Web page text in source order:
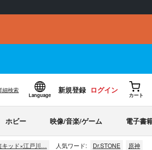
細検索
Language
新規登録 ログイン
カート
ホビー 映像/音楽/ゲーム 電子書
キッド×江戸川… 人気ワード: Dr.STONE 原神